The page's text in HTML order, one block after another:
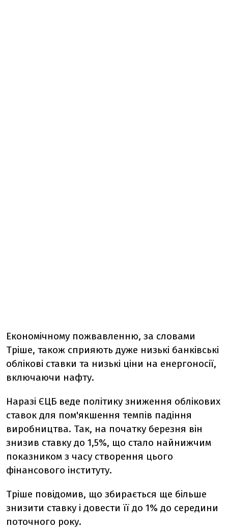
Економічному пожвавленню, за словами
Тріше, також сприяють дуже низькі банківські
облікові ставки та низькі ціни на енергоносії,
включаючи нафту.
Наразі ЄЦБ веде політику зниження облікових
ставок для пом'якшення темпів падіння
виробництва. Так, на початку березня він
знизив ставку до 1,5%, що стало найнижчим
показником з часу створення цього
фінансового інституту.
Тріше повідомив, що збирається ще більше
знизити ставку і довести її до 1% до середини
поточного року.